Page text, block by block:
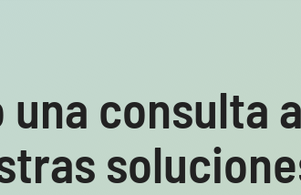
una consulta